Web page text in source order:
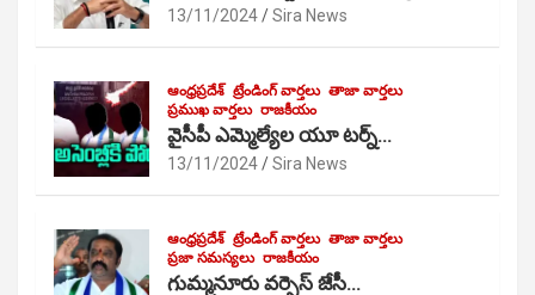
13/11/2024 Sira News
ఆంధ్రప్రదేశ్ ట్రేండింగ్ వార్తలు తాజా వార్తలు
ప్రముఖ వార్తలు రాజకీయం
వైసీపీ ఎమ్మెల్యేల యూ టర్న్…
13/11/2024 Sira News
ఆంధ్రప్రదేశ్ ట్రేండింగ్ వార్తలు తాజా వార్తలు
ప్రజా సమస్యలు రాజకీయం
గుమ్మనూరు వర్సెస్ జేసీ…